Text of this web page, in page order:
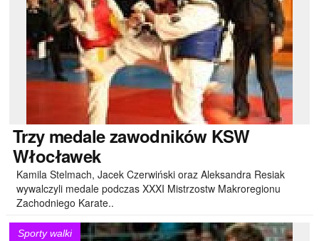
Trzymedale zawodników KSW
Włocławek
Kamila Stelmach, Jacek Czerwiński oraz Aleksandra Resiak
wywalczyli medale podczas XXXI Mistrzostw Makroregionu
Zachodniego Karate..
Sporty walki